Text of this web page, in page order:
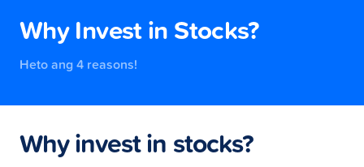
Why Invest in Stocks?
Heto ang 4 reasons!
Why invest in stocks?